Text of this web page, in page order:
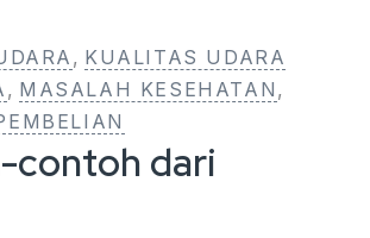
, KUALITAS UDARA
, MASALAH KESEHATAN
contoh dari